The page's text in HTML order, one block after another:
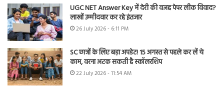
UGC NET Answer Key में देरी की वजह पेपर लीक विवाद?
लाखों उम्मीदवार कर रहे इंतजार
26 July 2026 - 6:11 PM
SC छात्रों के लिए बड़ा अपडेट! 15 अगस्त से पहले कर लें ये
काम, वरना अटक सकती है स्कॉलरशिप
22 July 2026 - 11:54 AM